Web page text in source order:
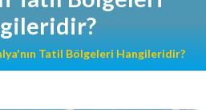
Tatil Bölgeleri Hangileridir?